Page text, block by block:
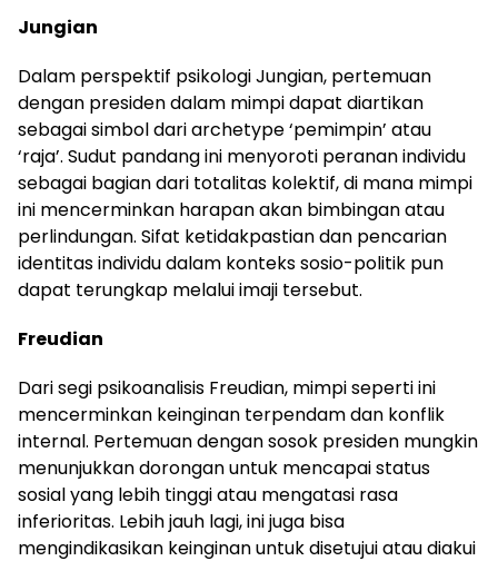
Jungian
Dalam perspektif psikologi Jungian, pertemuan
dengan presiden dalam mimpi dapat diartikan
sebagai simbol dari archetype ‘pemimpin’ atau
‘raja’. Sudut pandang ini menyoroti peranan individu
sebagai bagian dari totalitas kolektif, di mana mimpi
ini mencerminkan harapan akan bimbingan atau
perlindungan. Sifat ketidakpastian dan pencarian
identitas individu dalam konteks sosio-politik pun
dapat terungkap melalui imaji tersebut.
Freudian
Dari segi psikoanalisis Freudian, mimpi seperti ini
mencerminkan keinginan terpendam dan konflik
internal. Pertemuan dengan sosok presiden mungkin
menunjukkan dorongan untuk mencapai status
sosial yang lebih tinggi atau mengatasi rasa
inferioritas. Lebih jauh lagi, ini juga bisa
mengindikasikan keinginan untuk disetujui atau diakui